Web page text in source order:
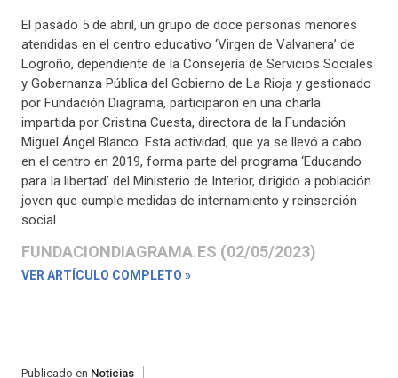
El pasado 5 de abril, un grupo de doce personas menores
atendidas en el centro educativo ‘Virgen de Valvanera’ de
Logroño, dependiente de la Consejería de Servicios Sociales
y Gobernanza Pública del Gobierno de La Rioja y gestionado
por Fundación Diagrama, participaron en una charla
impartida por Cristina Cuesta, directora de la Fundación
Miguel Ángel Blanco. Esta actividad, que ya se llevó a cabo
en el centro en 2019, forma parte del programa ‘Educando
para la libertad’ del Ministerio de Interior, dirigido a población
joven que cumple medidas de internamiento y reinserción
social.
FUNDACIONDIAGRAMA.ES (02/05/2023)
VER ARTÍCULO COMPLETO »
Publicado en Noticias